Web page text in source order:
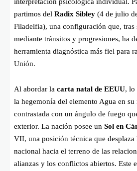
partimos del Radix Sibley (4 de julio
Filadelfia), una configuración que,
mediante tránsitos y progresiones, ha
herramienta diagnóstica más fiel para
Unión.
Al abordar la carta natal de EEUU, lo
la hegemonía del elemento Agua en
contrastada con un ángulo de fuego
exterior. La nación posee un Sol en
VII, una posición técnica que
nacional hacia el terreno de las
alianzas y los conflictos abiertos. Este